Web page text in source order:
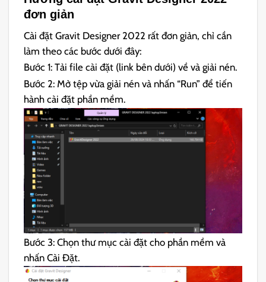
đơn giản
Cài đặt Gravit Designer 2022 rất đơn giản, chỉ cần
làm theo các bước dưới đây:
Bước 1: Tải file cài đặt (link bên dưới) về và giải nén.
Bước 2: Mở tệp vừa giải nén và nhấn “Run” để tiến
hành cài đặt phần mềm.
Bước 3: Chọn thư mục cài đặt cho phần mềm và
nhấn Cài Đặt.